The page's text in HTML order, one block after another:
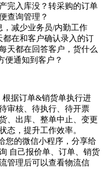
完入库没？转采购的订单
查询管理？
，减少业务员/内勤工作
在和客户确认录入的订
天都在回答客户，货什么
便通知到客户？
据订单&销货单执行进
审核、待执行、待开票
、出库、整单中止、变更
态，提升工作效率。
您的微信小程序，分享给
自己报价单、订单、销货
管理后可以查看物流信